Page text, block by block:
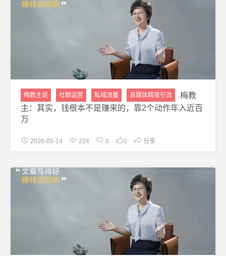
梅教主说 社群运营 私域流量 自媒体精准引流
梅教
主：其实，钱根本不是赚来的，靠2个动作年入近百
万
2026-05-14 224 0 0 分享